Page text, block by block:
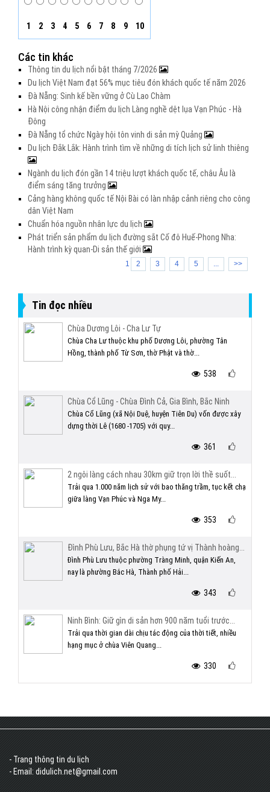
1 2 3 4 5 6 7 8 9 10
Các tin khác
Thông tin du lịch nổi bật tháng 7/2026
Du lịch Việt Nam đạt 56% mục tiêu đón khách quốc tế năm 2026
Đà Nẵng: Sinh kế bền vững ở Cù Lao Chàm
Hà Nội công nhận điểm du lịch Làng nghề dệt lụa Vạn Phúc - Hà
Đông
Đà Nẵng tổ chức Ngày hội tôn vinh di sản mỳ Quảng
Du lịch Đắk Lắk: Hành trình tìm về những di tích lịch sử linh thiêng
Ngành du lịch đón gần 14 triệu lượt khách quốc tế, châu Âu là
điểm sáng tăng trưởng
Cảng hàng không quốc tế Nội Bài có làn nhập cảnh riêng cho công
dân Việt Nam
Chuẩn hóa nguồn nhân lực du lịch
Phát triển sản phẩm du lịch đường sắt Cố đô Huế-Phong Nha:
Hành trình kỳ quan-Di sản thế giới
1 2 3 4 5 ... >>
Tin đọc nhiều
Chùa Dương Lôi - Cha Lư Tự
Chùa Cha Lư thuộc khu phố Dương Lôi, phường Tân
Hồng, thành phố Từ Sơn, thờ Phật và thờ...
538
Chùa Cổ Lũng - Chùa Đình Cả, Gia Bình, Bắc Ninh
Chùa Cổ Lũng (xã Nội Duệ, huyện Tiên Du) vốn được xây
dựng thời Lê (1680 -1705) với quy...
361
2 ngôi làng cách nhau 30km giữ trọn lời thề suốt...
Trải qua 1.000 năm lịch sử với bao thăng trầm, tục kết chạ
giữa làng Vạn Phúc và Nga My...
353
Đình Phù Lưu, Bắc Hà thờ phụng tứ vị Thành hoàng...
Đình Phù Lưu thuộc phường Tràng Minh, quận Kiến An,
nay là phường Bắc Hà, Thành phố Hải...
343
Ninh Bình: Giữ gìn di sản hơn 900 năm tuổi trước...
Trải qua thời gian dài chịu tác động của thời tiết, nhiều
hạng mục ở chùa Viên Quang...
330
- Trang thông tin du lịch
- Email: didulich.net@gmail.com